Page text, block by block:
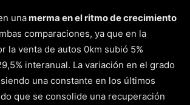
unamerma en el ritmo de crecimiento
comparaciones, ya que en la
la venta de autos 0km subió 5%
interanual. La variación en el grado
una constante en los últimos
que se consolide una recuperación